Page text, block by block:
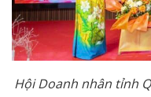
Hội Doanh nhân tỉnh